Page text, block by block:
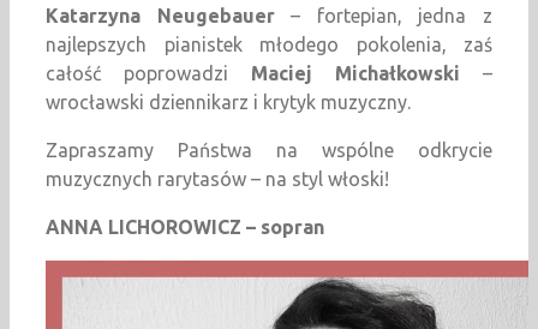
Katarzyna Neugebauer– fortepian, jedna z
najlepszych pianistek młodego pokolenia, zaś
całość poprowadzi Maciej Michałkowski –
wrocławski dziennikarz i krytyk muzyczny.
Zapraszamy Państwa na wspólne odkrycie
muzycznych rarytasów – na styl włoski!
ANNA LICHOROWICZ – sopran